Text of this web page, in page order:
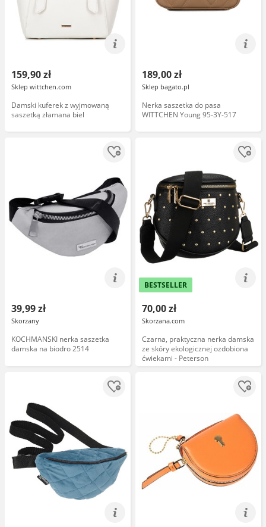
159,90 zł
Sklep wittchen.com
Damski kuferek z wyjmowaną
saszetką złamana biel
189,00 zł
Sklep bagato.pl
Nerka saszetka do pasa
WITTCHEN Young 95-3Y-517
39,99 zł
Skorzany
KOCHMANSKI nerka saszetka
damska na biodro 2514
BESTSELLER
70,00 zł
Skorzana.com
Czarna, praktyczna nerka damska
ze skóry ekologicznej ozdobiona
ćwiekami - Peterson